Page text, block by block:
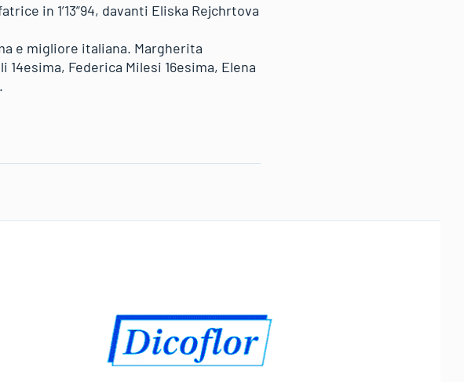
in 1’13”94, davanti Eliska Rejchrtova
e migliore italiana. Margherita
Federica Milesi 16esima, Elena